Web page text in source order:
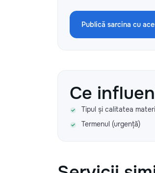
Publică sarcina cu
Ce
Tipul și calitatea
Termenul (urgență)